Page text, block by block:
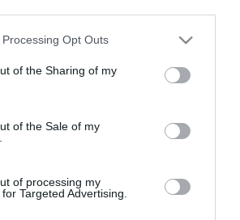
Opt Outs
of the Sharing of my
of the Sale of my
of processing my
Targeted Advertising.
conosciuto da tutti come Fred,
di Francia, classe '83, giocherà
"Non abbiamo alcuna intenzione di
- dice Lacombe intervistato dal
contratto e lo rispetterà fino in fondo".
nazionali hanno rilanciato la
giallorosso nei confronti del